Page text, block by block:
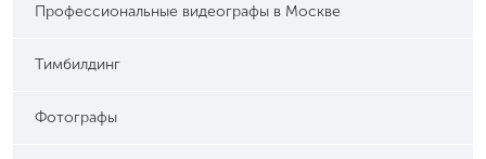
Профессиональные видеографы в Москве
Тимбилдинг
Фотографы